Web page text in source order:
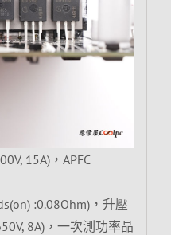
15A)，APFC
:0.08Ohm)，升壓
8A)，一次測功率晶